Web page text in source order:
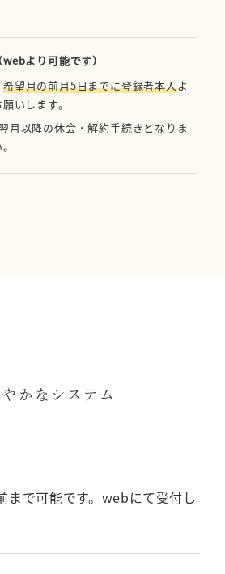
より可能です）
希望月の前月5日までに登録者本人よ
いします。
月以降の休会・解約手続きとなりま
かなシステム
まで可能です。webにて受付し